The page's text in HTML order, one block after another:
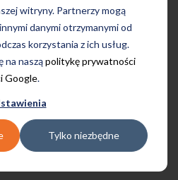
witryny. Partnerzy mogą
danymi otrzymanymi od
korzystania z ich usług.
na nasząpolitykę prywatności
Google.
Tylko niezbędne